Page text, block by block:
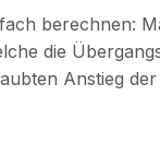
berechnen:
die
Anstieg der